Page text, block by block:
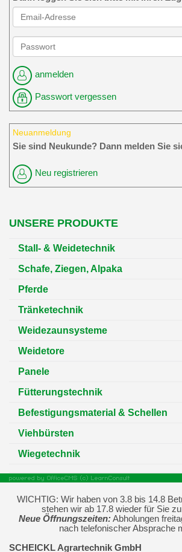
anmelden
Passwort vergessen
Neuanmeldung
Sie sind Neukunde? Dann melden Sie
Neu registrieren
UNSERE PRODUKTE
Stall- & Weidetechnik
Schafe, Ziegen, Alpaka
Pferde
Tränketechnik
Weidezaunsysteme
Weidetore
Panele
Fütterungstechnik
Befestigungsmaterial & Schellen
Viehbürsten
Wiegetechnik
WICHTIG: Wir haben von 3.8 bis 14.8
stehen wir ab 17.8 wieder für Sie
Neue Öffnungszeiten: Abholungen
nach telefonischer Absprache
SCHEICKL Agrartechnik GmbH